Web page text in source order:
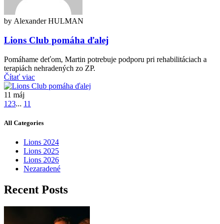
by Alexander HULMAN
Lions Club pomáha ďalej
Pomáhame deťom, Martin potrebuje podporu pri rehabilitáciach a
terapiách nehradených zo ZP.
Čítať viac
11 máj
1 23... 11
All Categories
Lions 2024
Lions 2025
Lions 2026
Nezaradené
Recent Posts